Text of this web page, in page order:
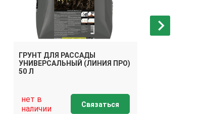
ГРУНТ ДЛЯ РАССАДЫ
УНИВЕРСАЛЬНЫЙ (ЛИНИЯ ПРО)
50 Л
нет в
наличии
Связаться